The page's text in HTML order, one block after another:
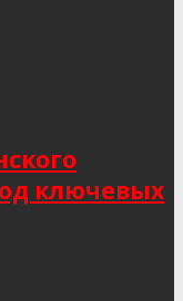
ключевых